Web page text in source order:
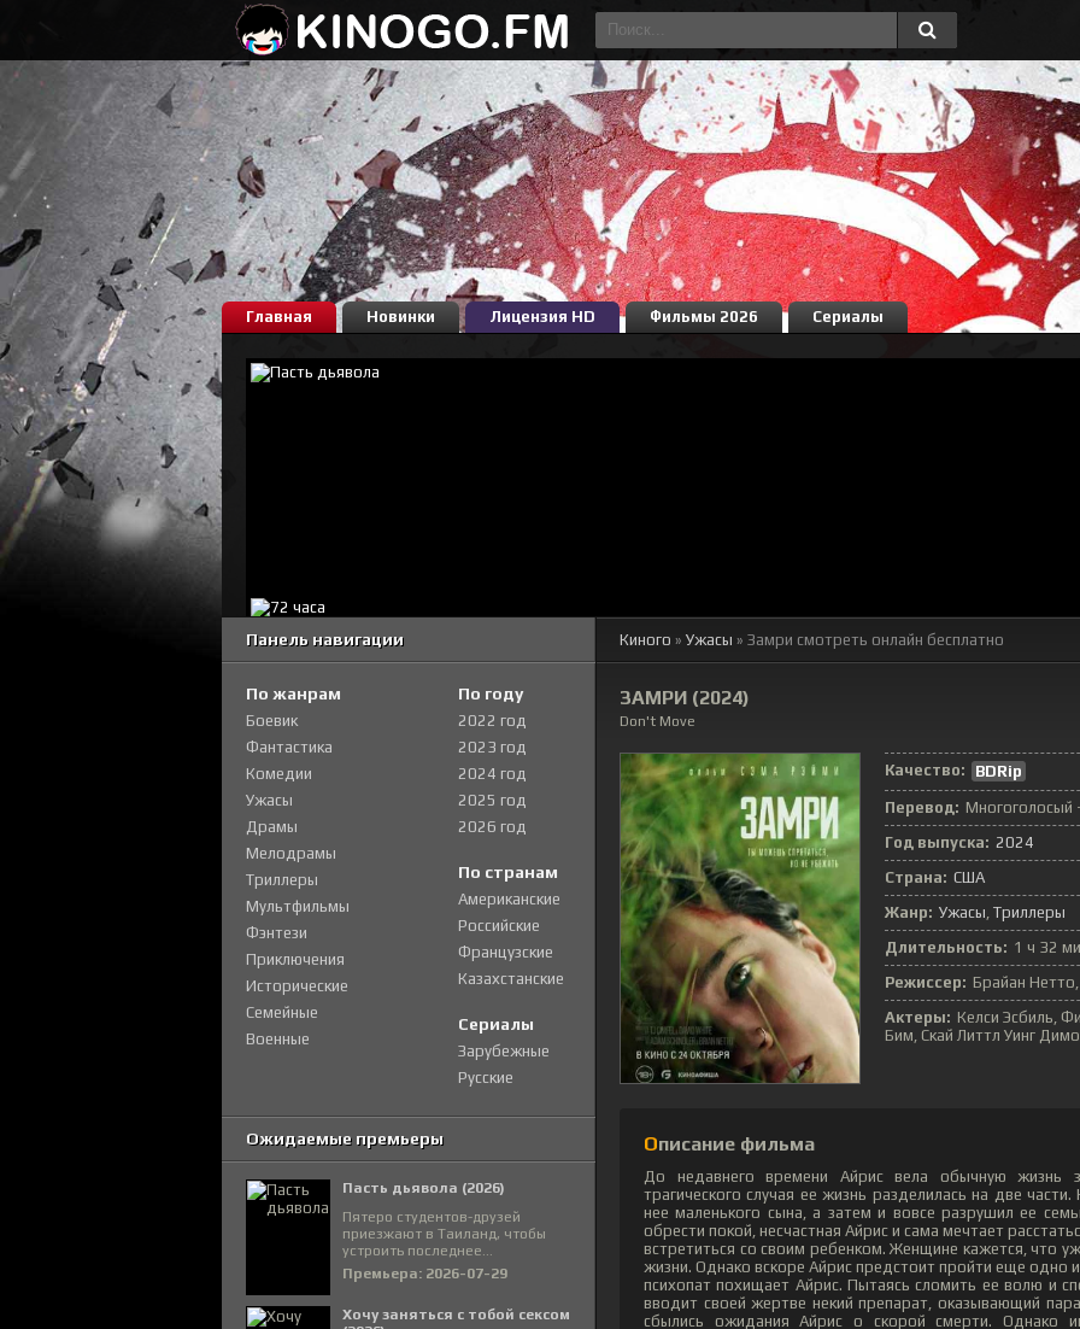
Главная Новинки Лицензия HD Фильмы 2026 Сериалы
Киного » Ужасы » Замри смотреть онлайн бесплатно
ЗАМРИ (2024)
Don't Move
Качество:
BDRip
Перевод: Многоголосый
Год выпуска: 2024
Страна: США
Жанр: Ужасы Триллеры
Длительность: 1 ч 32
Режиссер: Брайан
Актеры: Келси Эсбиль,
Бим, Скай Литтл Уинг
Описание фильма
До недавнего времени Айрис вела обычную жизнь
трагического случая ее жизнь разделилась на две
нее маленького сына, а затем и вовсе разрушил ее
обрести покой, несчастная Айрис и сама мечтает
встретиться со своим ребенком. Женщине кажется, что
жизни. Однако вскоре Айрис предстоит пройти еще одно
психопат похищает Айрис. Пытаясь сломить ее волю и
вводит своей жертве некий препарат, оказывающий
сбылись ожидания Айрис о скорой смерти. Однако
Панель навигации
По жанрам
Боевик
Фантастика
Комедии
Ужасы
Драмы
Мелодрамы
Триллеры
Мультфильмы
Фэнтези
Приключения
Исторические
Семейные
Военные
По году
2022 год
2023 год
2024 год
2025 год
2026 год
По странам
Американские
Российские
Французские
Казахстанские
Сериалы
Зарубежные
Русские
Ожидаемые премьеры
Пасть дьявола (2026)
Пятеро студентов-друзей
приезжают в Таиланд, чтобы
устроить последнее...
Премьера: 2026-07-29
Хочу заняться с тобой сексом